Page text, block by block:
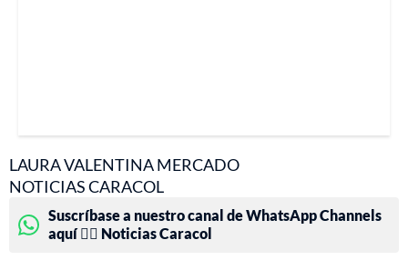
LAURA VALENTINA MERCADO
NOTICIAS CARACOL
Suscríbase a nuestro canal de WhatsApp Channels
aquí 👉🏻 Noticias Caracol